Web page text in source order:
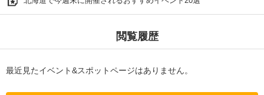
閲覧履歴
最近見たイベント&スポットページはありません。